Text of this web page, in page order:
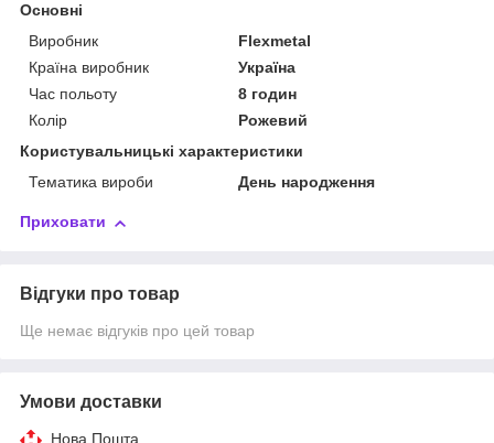
Основні
Виробник
Flexmetal
Країна виробник
Україна
Час польоту
8 годин
Колір
Рожевий
Користувальницькі характеристики
Тематика вироби
День народження
Приховати
Відгуки про товар
Ще немає відгуків про цей товар
Умови доставки
Нова Пошта